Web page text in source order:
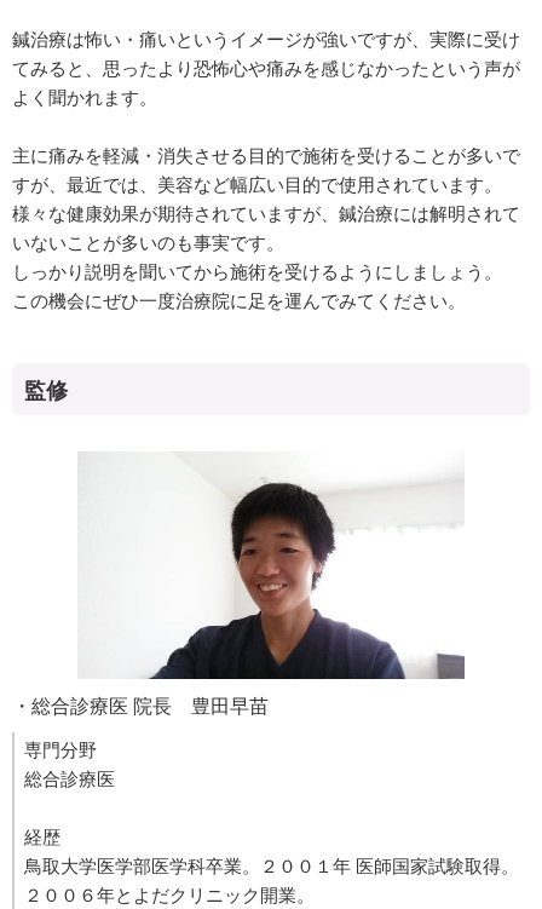
鍼治療は怖い・痛いというイメージが強いですが、実際に受け
てみると、思ったより恐怖心や痛みを感じなかったという声が
よく聞かれます。
主に痛みを軽減・消失させる目的で施術を受けることが多いで
すが、最近では、美容など幅広い目的で使用されています。
様々な健康効果が期待されていますが、鍼治療には解明されて
いないことが多いのも事実です。
しっかり説明を聞いてから施術を受けるようにしましょう。
この機会にぜひ一度治療院に足を運んでみてください。
監修
・総合診療医 院長 豊田早苗
専門分野
総合診療医
経歴
鳥取大学医学部医学科卒業。２００１年 医師国家試験取得。
２００６年とよだクリニック開業。